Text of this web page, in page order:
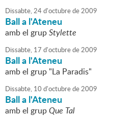
Dissabte,24d'octubrede2009
Ball a l'Ateneu
amb el grupStylette
Dissabte, 17 d'octubrede2009
Ball a l'Ateneu
amb el grup "La Paradis"
Dissabte, 10 d'octubrede2009
Ball a l'Ateneu
amb el grupQue Tal